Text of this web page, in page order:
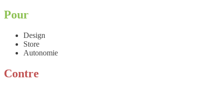
Pour
Design
Store
Autonomie
Contre